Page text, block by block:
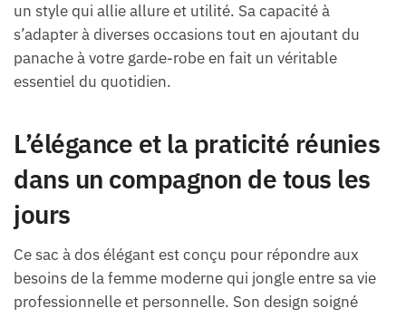
un style qui allie allure et utilité. Sa capacité à
s’adapter à diverses occasions tout en ajoutant du
panache à votre garde-robe en fait un véritable
essentiel du quotidien.
L’élégance et la praticité réunies
dans un compagnon de tous les
jours
Ce sac à dos élégant est conçu pour répondre aux
besoins de la femme moderne qui jongle entre sa vie
professionnelle et personnelle. Son design soigné